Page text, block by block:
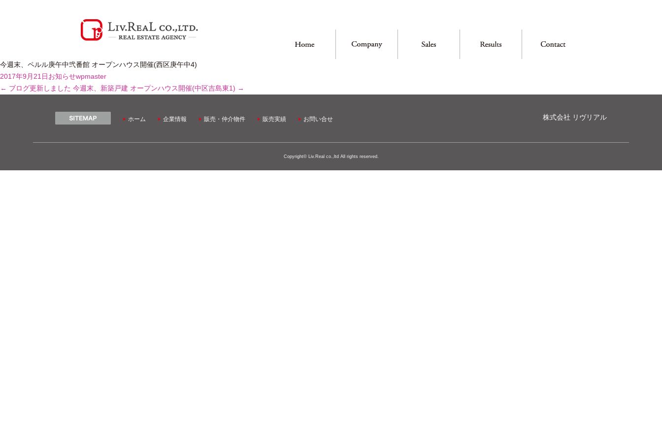
今週末、ペルル庚午中弐番館 オープンハウス開催(西区庚午中4)
2017年9月21日 お知らせwpmaster
← ブログ更新しました 今週末、新築戸建 オープンハウス開催(中区吉島東1) →
株式会社 リヴリアル
ホーム 企業情報 販売・仲介物件 販売実績 お問い合せ
Copyright© Liv.Real co.,ltd All rights reserved.